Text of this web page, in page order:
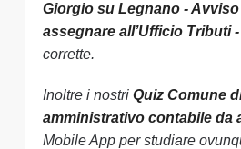
Giorgio su Legnano -
assegnare all’Ufficio Tributi
corrette.
Inoltre i nostri Quiz Comune
amministrativo contabile da
Mobile App per studiare